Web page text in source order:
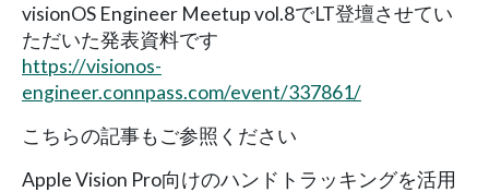
visionOS Engineer Meetup vol.8でLT登壇させてい
ただいた発表資料です
https://visionos-
engineer.connpass.com/event/337861/
こちらの記事もご参照ください
Apple Vision Pro向けのハンドトラッキングを活用